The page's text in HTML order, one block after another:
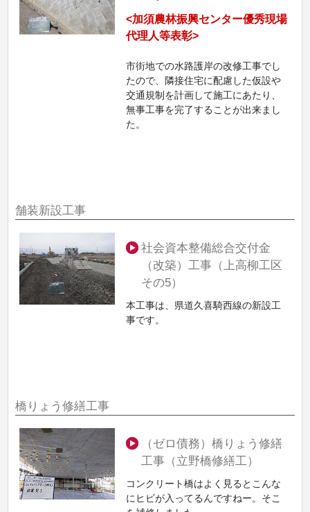
<加須農林振興センター優秀現場
代理人等表彰>
市街地での水路護岸の改修工事でし
たので、隣接住宅に配慮した仮設や
交通規制を計画して施工にあたり、
無事工事を完了することが出来まし
た。
舗装新設工事
社会資本整備総合交付金
（改築）工事（上高柳工区
その5）
本工事は、県道久喜騎西線の新設工
事です。
橋りょう修繕工事
（ゼロ債務）橋りょう修繕
工事（立野橋修繕工）
コンクリート橋はよく見るとこんな
にヒビが入ってるんですねー。そこ